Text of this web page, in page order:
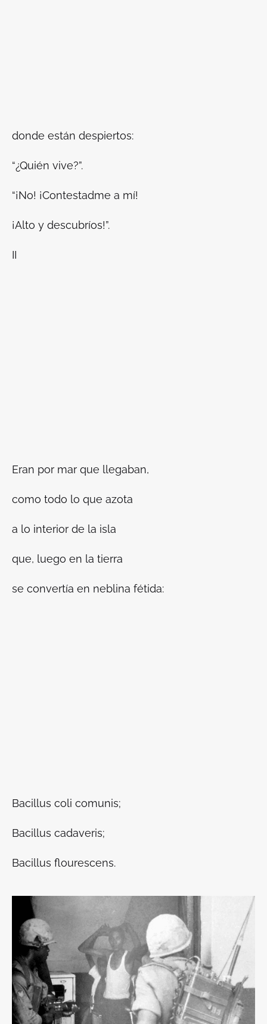
donde están despiertos:
“¿Quién vive?”.
“¡No! ¡Contestadme a mí!
¡Alto y descubríos!”.
II
Eran por mar que llegaban,
como todo lo que azota
a lo interior de la isla
que, luego en la tierra
se convertía en neblina fétida:
Bacillus coli comunis;
Bacillus cadaveris;
Bacillus flourescens.